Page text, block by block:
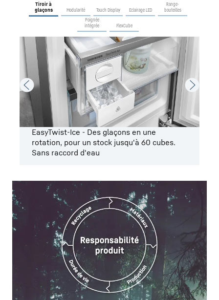
EasyTwist-Ice - Des glaçons en une
rotation, pour un stock jusqu'à 60 cubes.
Sans raccord d'eau
Tiroir à
glaçons
Modularité Touch Display Eclairage LED
Range-
bouteilles
Poignée
intégrée
FlexCube